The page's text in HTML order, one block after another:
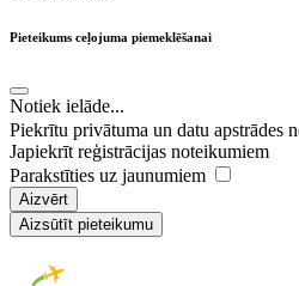
Pieteikums ceļojuma piemeklēšanai
Notiek ielāde...
Piekrītu privātuma un datu apstrādes
Japiekrīt reģistrācijas noteikumiem
Parakstīties uz jaunumiem
Aizvērt
Aizsūtīt pieteikumu